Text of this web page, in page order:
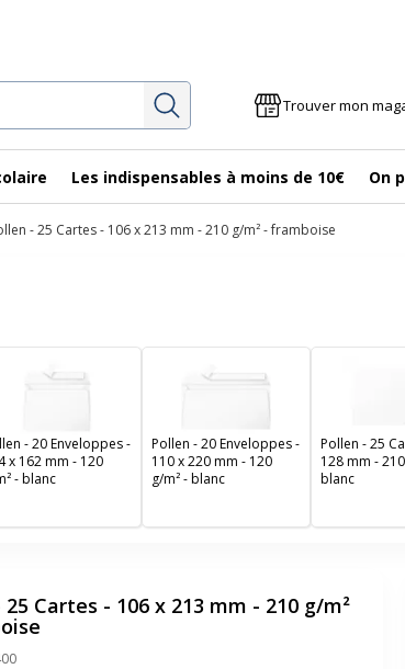
Rechercher Trouver mon
Les indispensables à moins de 10€ On
- 25 Cartes - 106 x 213 mm - 210 g/m² - framboise
- 20 Enveloppes -
x 162 mm - 120
- blanc
Pollen - 20 Enveloppes -
110 x 220 mm - 120
g/m² - blanc
Pollen - 25
128 mm -
blanc
25 Cartes - 106 x 213 mm - 210 g/m²